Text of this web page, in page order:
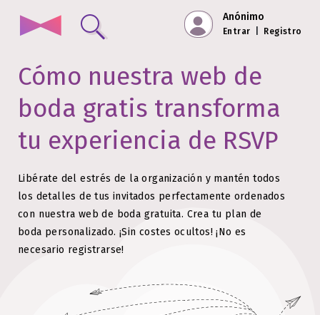
Anónimo
Entrar Registro
Cómo nuestra web de
boda gratis transforma
tu experiencia de RSVP
Libérate del estrés de la organización y mantén todos
los detalles de tus invitados perfectamente ordenados
con nuestra web de boda gratuita. Crea tu plan de
boda personalizado. ¡Sin costes ocultos! ¡No es
necesario registrarse!